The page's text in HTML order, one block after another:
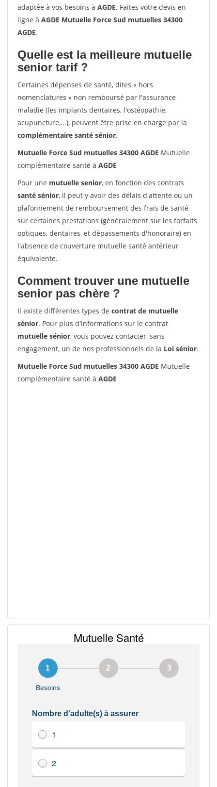
adaptée à vos besoins à AGDE. Faites votre devis en
ligne à AGDE Mutuelle Force Sud mutuelles 34300
AGDE.
Quelle est la meilleure mutuelle
senior tarif ?
Certaines dépenses de santé, dites « hors
nomenclatures » non remboursé par l'assurance
maladie (les implants dentaires, l'ostéopathie,
acupuncture,...), peuvent être prise en charge par la
complémentaire santé sénior.
Mutuelle Force Sud mutuelles 34300 AGDE Mutuelle
complémentaire santé à AGDE
Pour une mutuelle senior, en fonction des contrats
santé sénior, il peut y avoir des délais d'attente ou un
plafonnement de remboursement des frais de santé
sur certaines prestations (généralement sur les forfaits
optiques, dentaires, et dépassements d'honoraire) en
l'absence de couverture mutuelle santé antérieur
équivalente.
Comment trouver une mutuelle
senior pas chère ?
Il existe différentes types de contrat de mutuelle
sénior. Pour plus d'informations sur le contrat
mutuelle sénior, vous pouvez contacter, sans
engagement, un de nos professionnels de la Loi sénior.
Mutuelle Force Sud mutuelles 34300 AGDE Mutuelle
complémentaire santé à AGDE